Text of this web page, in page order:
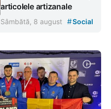
articolele artizanale
Sâmbătă, 8 august #Social